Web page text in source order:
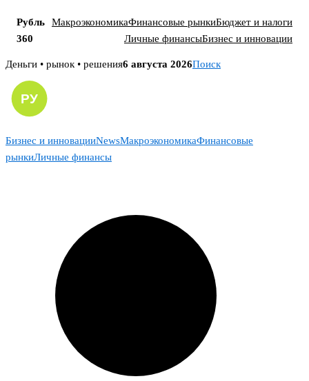
Рубль
360
МакроэкономикаФинансовые рынкиБюджет и налоги
Личные финансыБизнес и инновации
Skip
content
Деньги • рынок • решения6 августа 2026Поиск
Бизнес и инновацииNewsМакроэкономикаФинансовые
рынкиЛичные финансы